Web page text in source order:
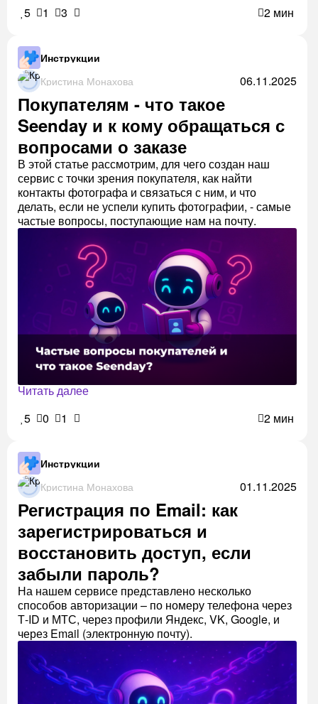
5
1 3 2 мин
Инструкции
Кристина Монахова
06.11.2025
Покупателям - что такое
Seenday и к кому обращаться с
вопросами о заказе
В этой статье рассмотрим, для чего создан наш
сервис с точки зрения покупателя, как найти
контакты фотографа и связаться с ним, и что
делать, если не успели купить фотографии, - самые
частые вопросы, поступающие нам на почту.
Читать далее
5
0 1 2 мин
Инструкции
Кристина Монахова
01.11.2025
Регистрация по Email: как
зарегистрироваться и
восстановить доступ, если
забыли пароль?
На нашем сервисе представлено несколько
способов авторизации – по номеру телефона через
Т-ID и МТС, через профили Яндекс, VK, Google, и
через Email (электронную почту).